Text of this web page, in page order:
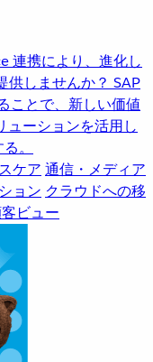
連携により、進化し
供しませんか？ SAP
ことで、新しい価値
ューションを活用し
。
ケア 通信・メディア
ョン クラウドへの移
ビュー